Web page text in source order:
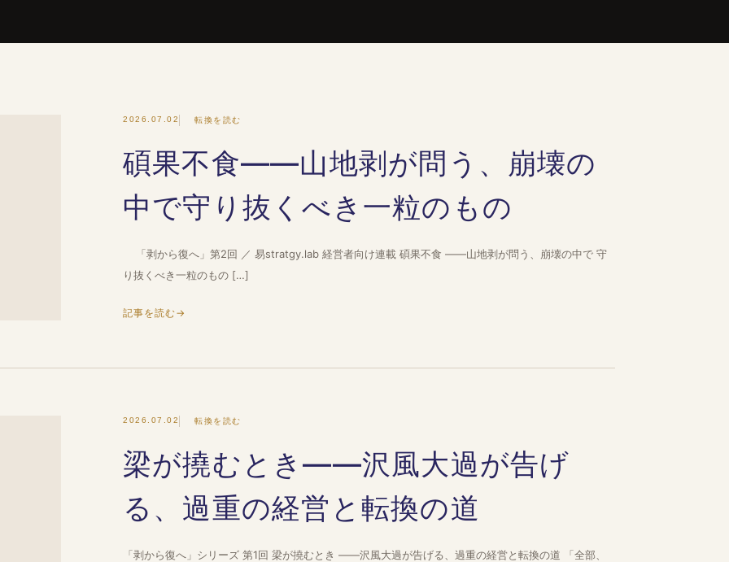
2026.07.02 転換を読む
碩果不食——山地剥が問う、崩壊の
中で守り抜くべき一粒のもの
「剥から復へ」第2回 ／ 易stratgy.lab 経営者向け連載 碩果不食 ——山地剥が問う、崩壊の中で 守
り抜くべき一粒のもの […]
記事を読む→
2026.07.02 転換を読む
梁が撓むとき——沢風大過が告げ
る、過重の経営と転換の道
「剥から復へ」シリーズ 第1回 梁が撓むとき ——沢風大過が告げる、過重の経営と転換の道 「全部、